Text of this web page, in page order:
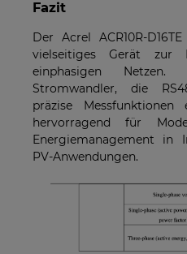
Fazit
Der Acrel ACR10R-
vielseitiges Gerät zur
einphasigen
Stromwandler, die
präzise
hervorragend für
Energiemanagement in
PV-Anwendungen.